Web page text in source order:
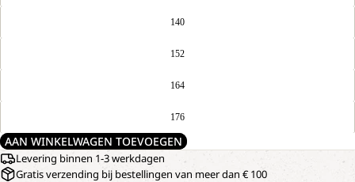
140
152
164
176
AAN WINKELWAGEN TOEVOEGEN
Levering binnen 1-3 werkdagen
Gratis verzending bij bestellingen van meer dan € 100